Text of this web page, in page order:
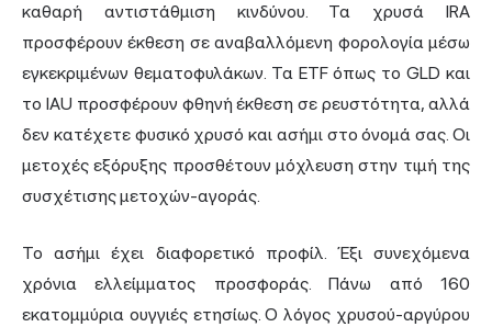
καθαρή αντιστάθμιση κινδύνου. Τα χρυσά IRA
προσφέρουν έκθεση σε αναβαλλόμενη φορολογία μέσω
εγκεκριμένων θεματοφυλάκων. Τα ETF όπως το GLD και
το IAU προσφέρουν φθηνή έκθεση σε ρευστότητα, αλλά
δεν κατέχετε φυσικό χρυσό και ασήμι στο όνομά σας. Οι
μετοχές εξόρυξης προσθέτουν μόχλευση στην τιμή της
συσχέτισης μετοχών-αγοράς.
Το ασήμι έχει διαφορετικό προφίλ. Έξι συνεχόμενα
χρόνια ελλείμματος προσφοράς. Πάνω από 160
εκατομμύρια ουγγιές ετησίως. Ο λόγος χρυσού-αργύρου